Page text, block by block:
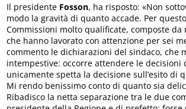
Il presidente Fosson, ha risposto: «Non
modo la gravità di quanto accade. Per
Commissioni molto qualificate, composte
che hanno lavorato con attenzione per sei
commento le dichiarazioni del sindaco, che
intempestive: occorre attendere le decisioni
unicamente spetta la decisione sull’esito di
Mi rendo benissimo conto di quanto sia
Ribadisco la netta separazione tra le due